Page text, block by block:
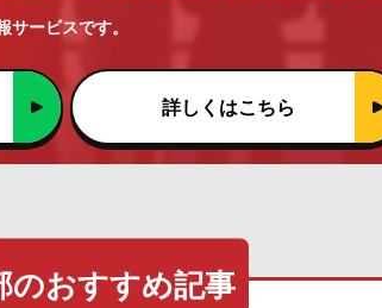
サービスです。
詳しくはこちら
のおすすめ記事